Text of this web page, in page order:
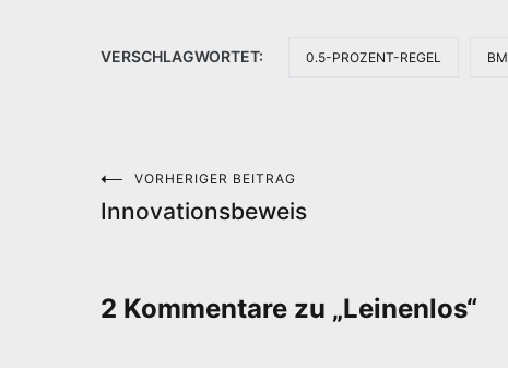
VERSCHLAGWORTET: 0.5-PROZENT-REGEL
Beitragsnavigation
VORHERIGER BEITRAG
Innovationsbeweis
2 Kommentare zu „Leinenlos“